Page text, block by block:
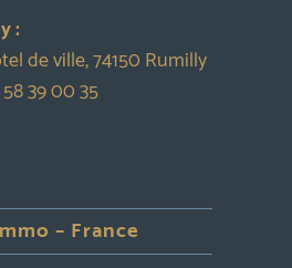
:
de ville, 74150 Rumilly
39 00 35
– France